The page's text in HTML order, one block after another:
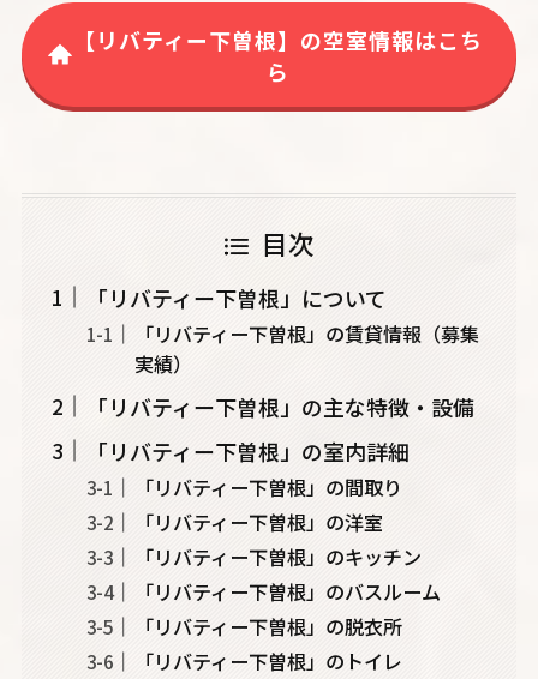
【リバティー下曽根】の空室情報はこち
ら
目次
「リバティー下曽根」について
「リバティー下曽根」の賃貸情報（募集
実績）
「リバティー下曽根」の主な特徴・設備
「リバティー下曽根」の室内詳細
「リバティー下曽根」の間取り
「リバティー下曽根」の洋室
「リバティー下曽根」のキッチン
「リバティー下曽根」のバスルーム
「リバティー下曽根」の脱衣所
「リバティー下曽根」のトイレ